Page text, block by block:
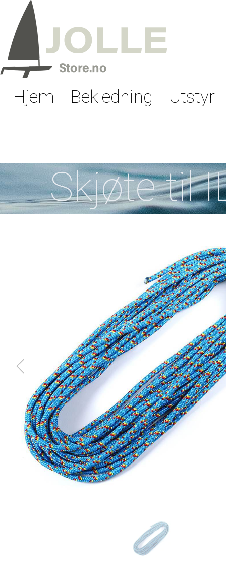
Hjem Bekledning Utstyr
Skjøte til